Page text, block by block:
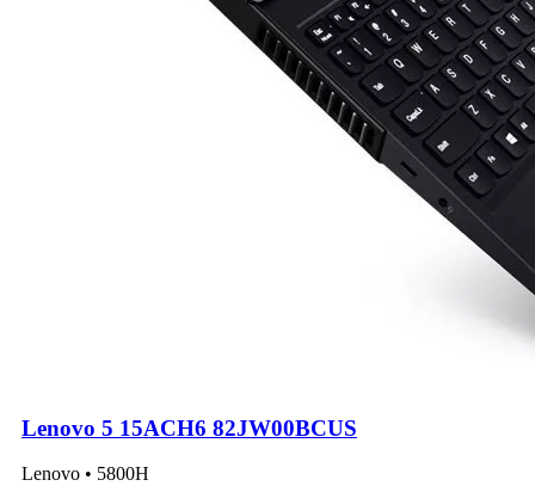
Lenovo 5 15ACH6 82JW00BCUS
Lenovo • 5800H